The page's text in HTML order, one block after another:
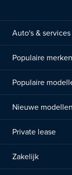
Auto's & services
Populaire merken
Populaire
Nieuwe modellen
Private lease
Zakelijk